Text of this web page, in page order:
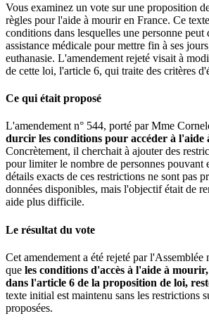
Vous examinez un vote sur une proposition
règles pour l'aide à mourir en France. Ce
conditions dans lesquelles une personne peut
assistance médicale pour mettre fin à ses
euthanasie. L'amendement rejeté visait à
de cette loi, l'article 6, qui traite des critères
Ce qui était proposé
L'amendement n° 544, porté par Mme
durcir les conditions pour accéder à l'aide
Concrètement, il cherchait à ajouter des
pour limiter le nombre de personnes pouvant
détails exacts de ces restrictions ne sont pas
données disponibles, mais l'objectif était de
aide plus difficile.
Le résultat du vote
Cet amendement a été rejeté par
que les conditions d'accès à l'aide à
dans l'article 6 de la proposition de loi,
texte initial est maintenu sans les restrictions
proposées.